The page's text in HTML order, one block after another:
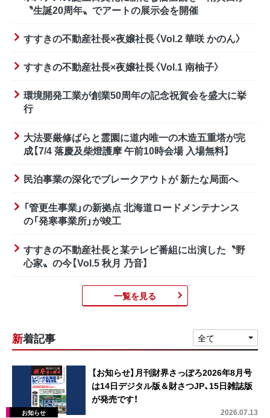
〝生誕20周年〟でアートの展示会を開催
すすきの不動産社長×夜嬢社長〈Vol.2 華咲 かのん〉
すすきの不動産社長×夜嬢社長〈Vol.1 南柚子〉
環境開発工業が創業50周年の記念祝賀会を盛大に挙
行
大法要厳修ばらと霊園に道内唯一の木造五重塔が完
成【7/4 落慶及柴燈護摩 午前10時会場 入場無料】
民泊事業の深化でブレークアウトが 新たな局面へ
「管更生事業」の新拠点 北海道ロードメンテナンス
の「発寒事業所」が竣工
すすきの不動産社長と某テレビ番組に出演した〝野
心家〟の今【Vol.5 秋月 乃音】
一覧を見る
全て
新着記事
【お知らせ】月刊財界さっぽろ2026年8月号
は14日デジタル版＆財さつJP、15日雑誌版
が発売です！
2026.07.13